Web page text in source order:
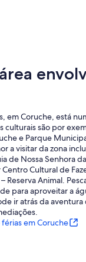
em Coruche, está
culturais são por
e Parque
a visitar da zona
de Nossa Senhora
Centro Cultural de
Reserva Animal.
para aproveitar a
ir atrás da aventura
férias em Coruche